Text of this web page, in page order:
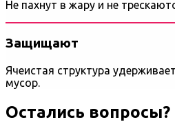
Не пахнут в жару и не
Защищают
Ячеистая структура
мусор.
Остались вопросы?